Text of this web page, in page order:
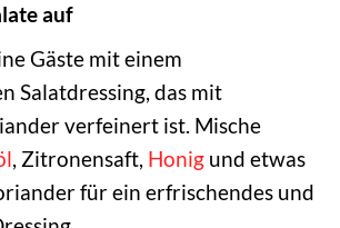
auf
Gäste mit einem
Salatdressing, das mit
verfeinert ist. Mische
, Zitronensaft, Honig und etwas
für ein erfrischendes und